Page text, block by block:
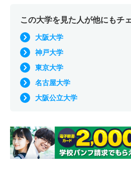
この大学を見た人が他にもチ
大阪大学
神戸大学
東京大学
名古屋大学
大阪公立大学